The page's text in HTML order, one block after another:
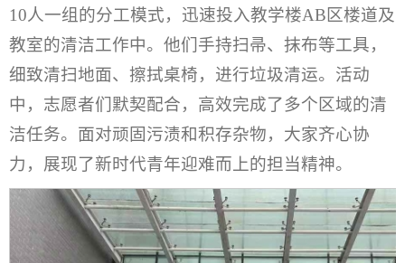
10人一组的分工模式，迅速投入教学楼AB区楼道及
教室的清洁工作中。他们手持扫帚、抹布等工具，
细致清扫地面、擦拭桌椅，进行垃圾清运。活动
中，志愿者们默契配合，高效完成了多个区域的清
洁任务。面对顽固污渍和积存杂物，大家齐心协
力，展现了新时代青年迎难而上的担当精神。